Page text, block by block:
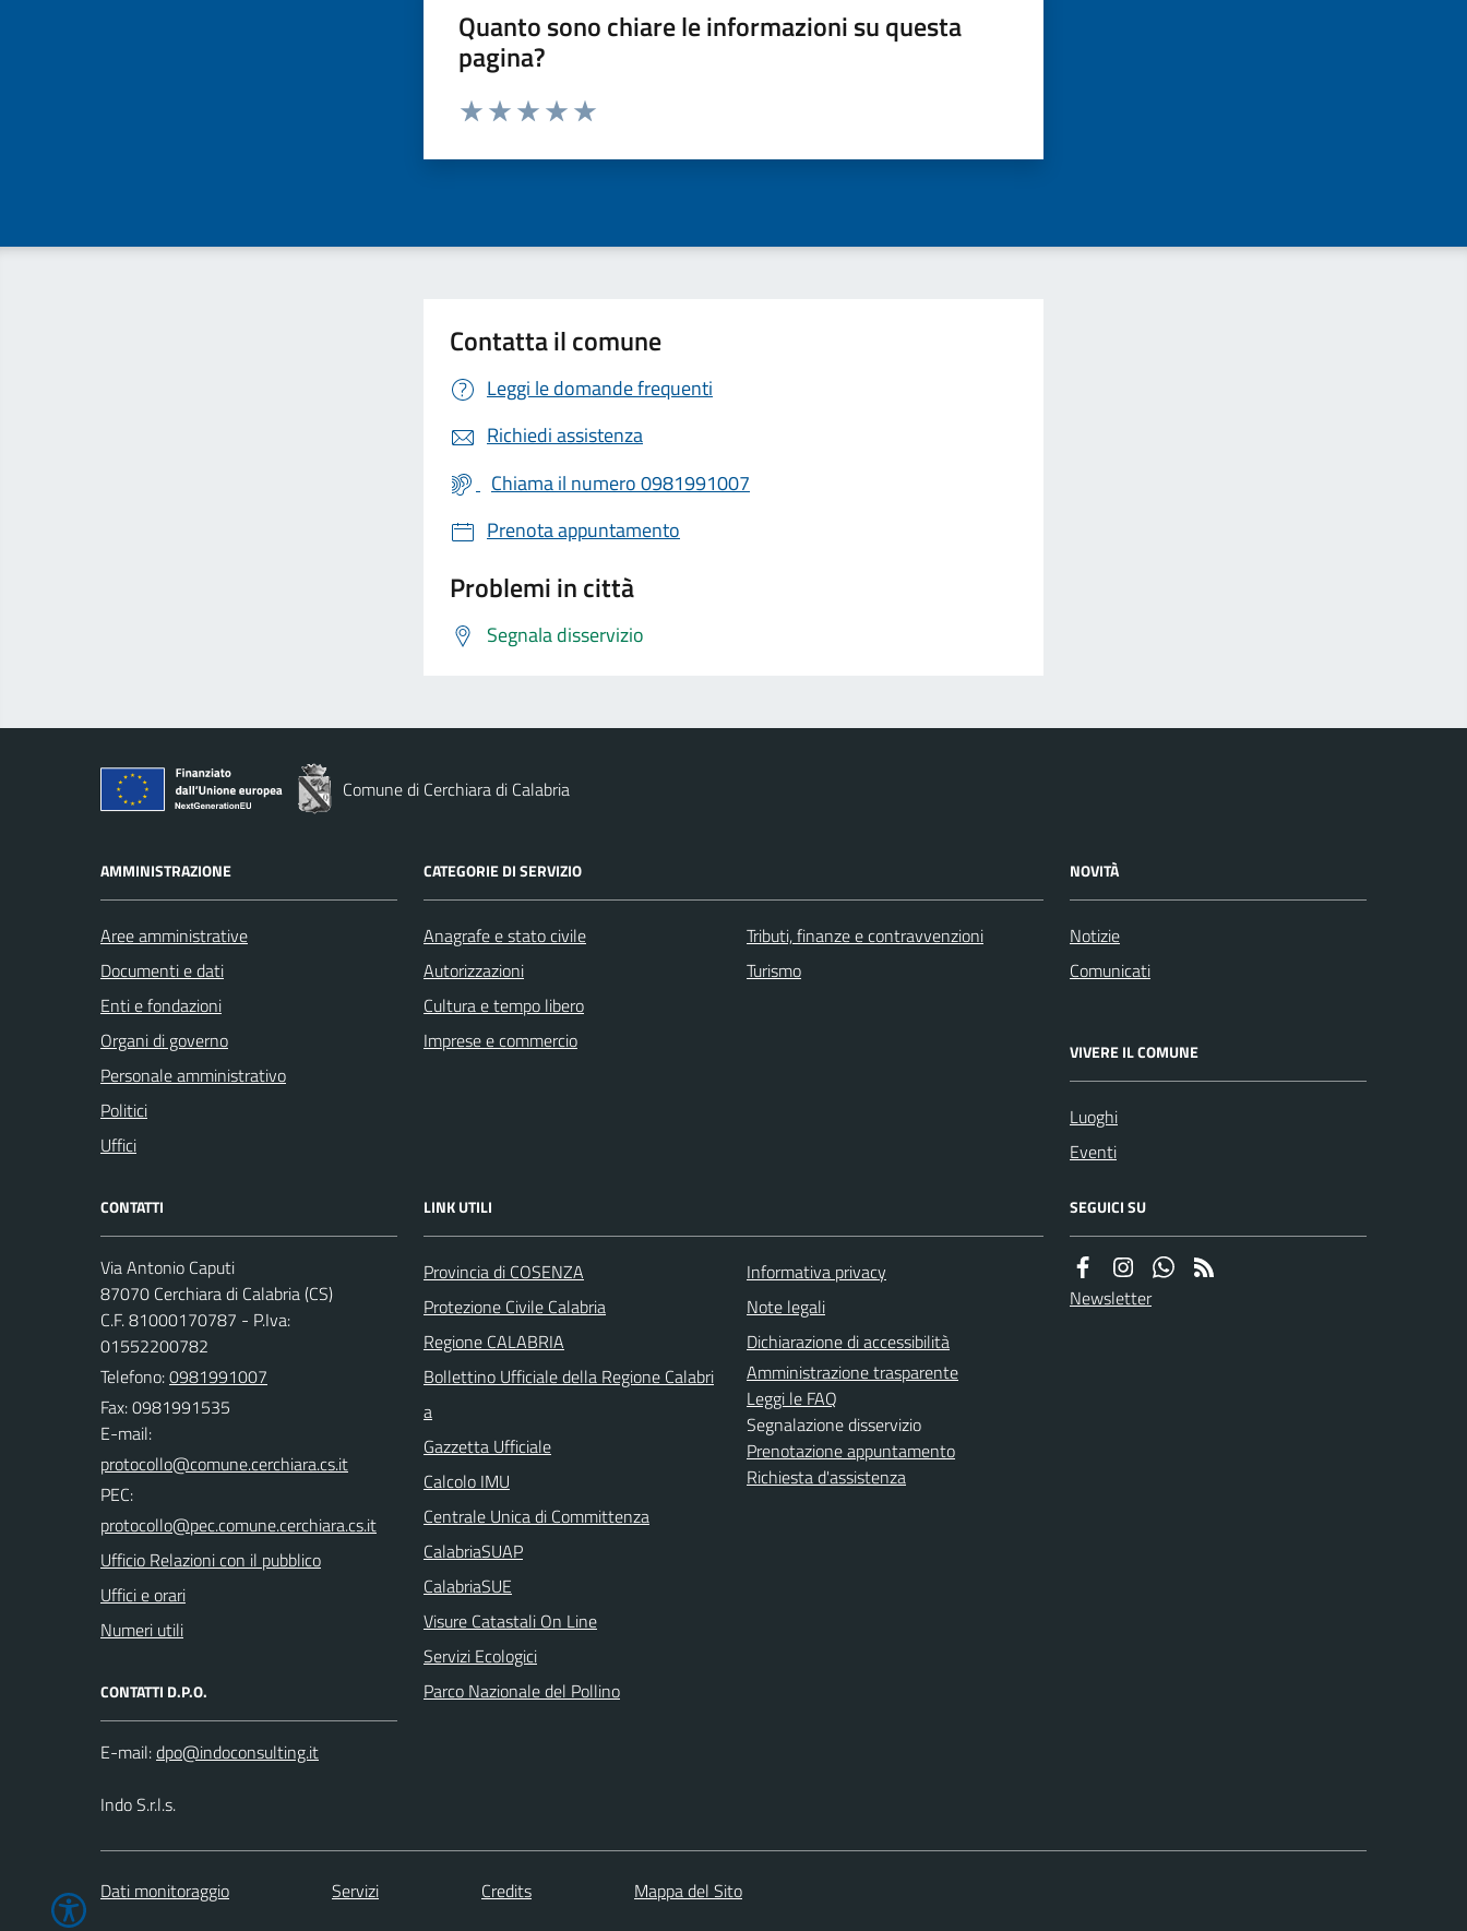
Quanto sono chiare le informazioni su questa
pagina?
Valuta da 1 a 5 stelle la pagina
Contatta il comune
Leggi le domande frequenti
Richiedi assistenza
Chiama il numero 0981991007
Prenota appuntamento
Problemi in città
Segnala disservizio
Comune di Cerchiara di Calabria
AMMINISTRAZIONE
Aree amministrative
Documenti e dati
Enti e fondazioni
Organi di governo
Personale amministrativo
Politici
Uffici
CATEGORIE DI SERVIZIO
Anagrafe e stato civile
Autorizzazioni
Cultura e tempo libero
Imprese e commercio
Tributi, finanze e contravvenzioni
Turismo
NOVITÀ
Notizie
Comunicati
VIVERE IL COMUNE
Luoghi
Eventi
CONTATTI
Via Antonio Caputi
87070 Cerchiara di Calabria (CS)
C.F. 81000170787 - P.Iva:
01552200782
Telefono:0981991007
Fax: 0981991535
E-mail:
PEC:
Ufficio Relazioni con il pubblico
Uffici e orari
Numeri utili
CONTATTI D.P.O.
E-mail:
Indo S.r.l.s.
LINK UTILI
Provincia di COSENZA
Protezione Civile Calabria
Regione CALABRIA
Bollettino Ufficiale della Regione Calabri
a
Gazzetta Ufficiale
Calcolo IMU
Centrale Unica di Committenza
CalabriaSUAP
CalabriaSUE
Visure Catastali On Line
Servizi Ecologici
Parco Nazionale del Pollino
Informativa privacy
Note legali
Dichiarazione di accessibilità
Amministrazione trasparente
Leggi le FAQ
Segnalazione disservizio
Prenotazione appuntamento
Richiesta d'assistenza
SEGUICI SU
Newsletter
Dati monitoraggio Servizi Credits Mappa del Sito